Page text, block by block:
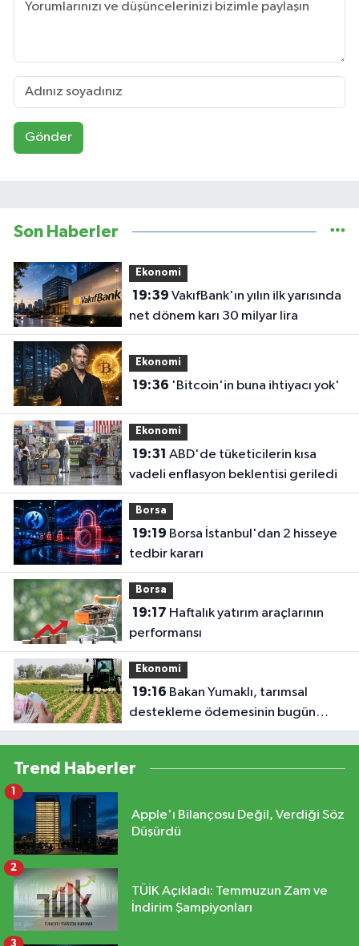
Gönder
Son Haberler
Ekonomi
19:39
net dönem karı 30 milyar lira
Ekonomi
19:36 'Bitcoin'in buna ihtiyacı yok'
Ekonomi
19:31
vadeli enflasyon beklentisi geriledi
Borsa
19:19
tedbir kararı
Borsa
19:17
performansı
Ekonomi
19:16
destekleme ödemesinin bugün
yapılacağını bildirdi
Trend Haberler
Apple'ı Bilançosu Değil, Verdiği Söz
Düşürdü
1
TÜİK Açıkladı: Temmuzun Zam ve
İndirim Şampiyonları
2
3